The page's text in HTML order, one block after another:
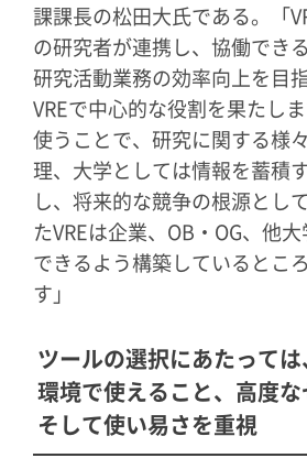
課課長の松田大氏である。「
の研究者が連携し、協働でき
研究活動業務の効率向上を目
VREで中心的な役割を果たし
使うことで、研究に関する様
理、大学としては情報を蓄積
し、将来的な競争の根源とし
たVREは企業、OB・OG、他
できるよう構築しているとこ
す」
ツールの選択にあたって
環境で使えること、高度な
そして使い易さを重視